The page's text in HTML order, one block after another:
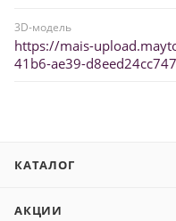
3D-модель
https://mais-
41b6-ae39-
КАТАЛОГ
АКЦИИ